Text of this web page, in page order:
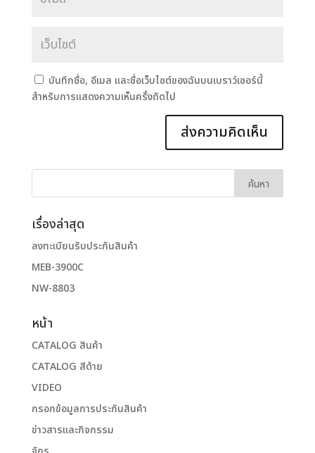
บันทึกชื่อ, อีเมล และชื่อเว็บไซต์ของฉันบนเบราว์เซอร์นี้
สำหรับการแสดงความเห็นครั้งถัดไป
เรื่องล่าสุด
ลงทะเบียนรับประกันสินค้า
MEB-3900C
NW-8803
หน้า
CATALOG สินค้า
CATALOG สีด้าย
VIDEO
กรอกข้อมูลการประกันสินค้า
ข่าวสารและกิจกรรม